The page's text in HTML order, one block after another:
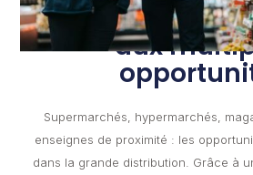
Un secteur
aux
Supermarchés, hypermarchés,
enseignes de proximité : les
dans la grande distribution. Grâce à